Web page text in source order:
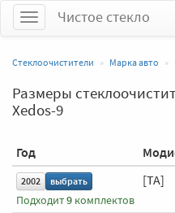
МенюЧистое стекло
Стеклоочистители Марка авто
Размеры
Xedos-9
Год
2002 выбрать
Подходит9 комплектов
[TA]